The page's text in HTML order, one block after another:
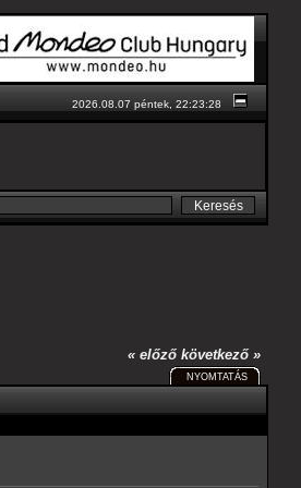
2026.08.07 péntek, 22:23:28
« előző következő »
NYOMTATÁS